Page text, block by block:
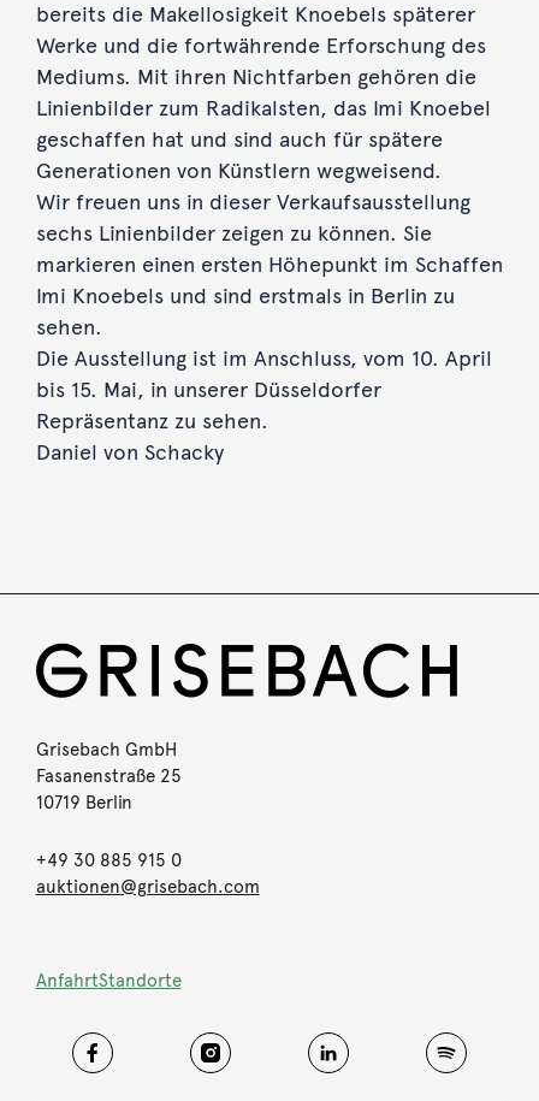
bereits die Makellosigkeit Knoebels späterer
Werke und die fortwährende Erforschung des
Mediums. Mit ihren Nichtfarben gehören die
Linienbilder zum Radikalsten, das Imi Knoebel
geschaffen hat und sind auch für spätere
Generationen von Künstlern wegweisend.
Wir freuen uns in dieser Verkaufsausstellung
sechs Linienbilder zeigen zu können. Sie
markieren einen ersten Höhepunkt im Schaffen
Imi Knoebels und sind erstmals in Berlin zu
sehen.
Die Ausstellung ist im Anschluss, vom 10. April
bis 15. Mai, in unserer Düsseldorfer
Repräsentanz zu sehen.
Daniel von Schacky
Grisebach GmbH
Fasanenstraße 25
10719 Berlin
+49 30 885 915 0
auktionen@grisebach.com
AnfahrtStandorte